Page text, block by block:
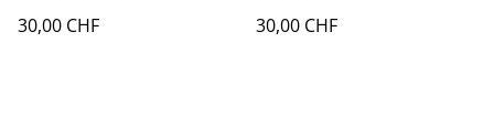
30,00 CHF
30,00 CHF